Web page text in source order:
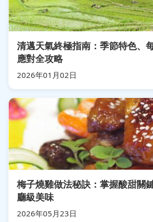
清邁天氣終極指南：季節特色、
應對全攻略
2026年01月02日
梅子燒雞做法秘訣：掌握酸甜關
廳級美味
2026年05月23日